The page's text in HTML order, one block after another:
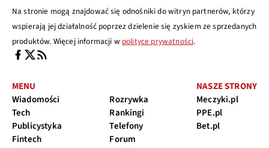
Na stronie mogą znajdować się odnośniki do witryn partnerów, którzy
wspierają jej działalność poprzez dzielenie się zyskiem ze sprzedanych
produktów. Więcej informacji w polityce prywatności.
MENU
Wiadomości
Tech
Publicystyka
Fintech
Rozrywka
Rankingi
Telefony
Forum
NASZE STRONY
Meczyki.pl
PPE.pl
Bet.pl